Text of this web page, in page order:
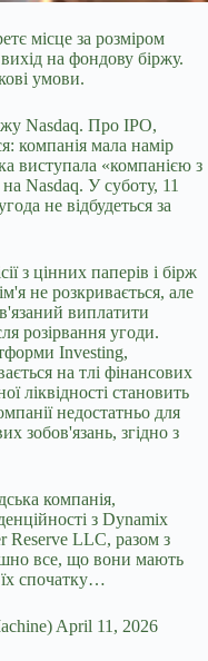
місце за розміром
на фондову біржу.
умови.
Nasdaq. Про IPO,
компанія мала намір
виступала «компанією з
Nasdaq. У суботу, 11
не відбудеться за
з цінних паперів і бірж
не розкривається, але
виплатити
розірвання угоди.
Investing,
на тлі фінансових
ліквідності становить
недостатньо для
зобов'язань, згідно з
компанія,
з Dynamix
Reserve LLC, разом з
все, що вони мають
спочатку…
April 11, 2026